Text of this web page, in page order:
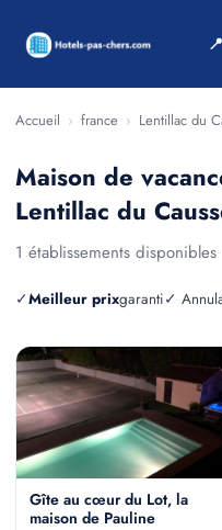
Accueil › france › Lentillac du
Maison de
Lentillac du
1 établissements
✓Meilleur prixgaranti✓
Gîte au cœur du Lot, la
maison de Pauline